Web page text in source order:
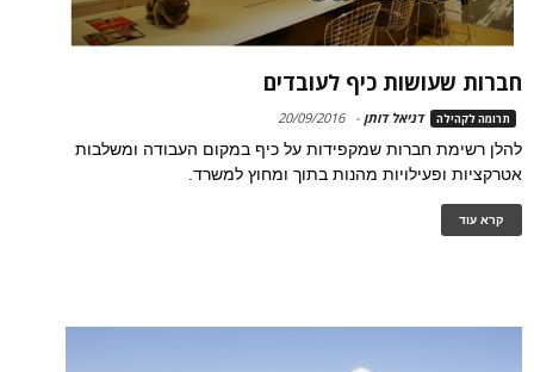
חברות שעושות כיף לעובדים
תרומה לקהילה דניאל דותן -
20/09/2016
להלן רשימת חברות שמקפידות על כיף במקום העבודה ומשלבות
אטרקציות ופעילויות מהנות בתוך ומחוץ למשרד.
קרא עוד